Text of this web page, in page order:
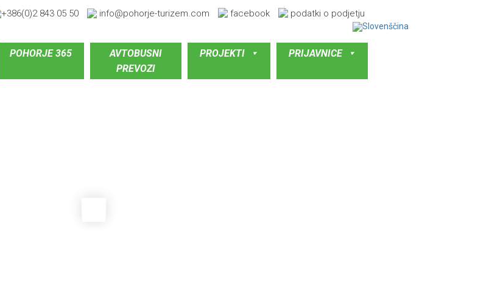
+386(0)2 843 05 50 info@pohorje-turizem.com facebook podatki o podjetju
POHORJE 365
AVTOBUSNI
PREVOZI
PROJEKTI PRIJAVNICE